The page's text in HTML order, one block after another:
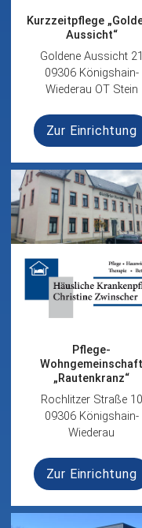
Kurzzeitpflege
Aussicht“
Goldene Aussicht 21
09306 Königshain-
Wiederau OT Stein
Zur Einrichtung
Pflege-
Wohngemeinschaft
„Rautenkranz“
Rochlitzer Straße 10
09306 Königshain-
Wiederau
Zur Einrichtung